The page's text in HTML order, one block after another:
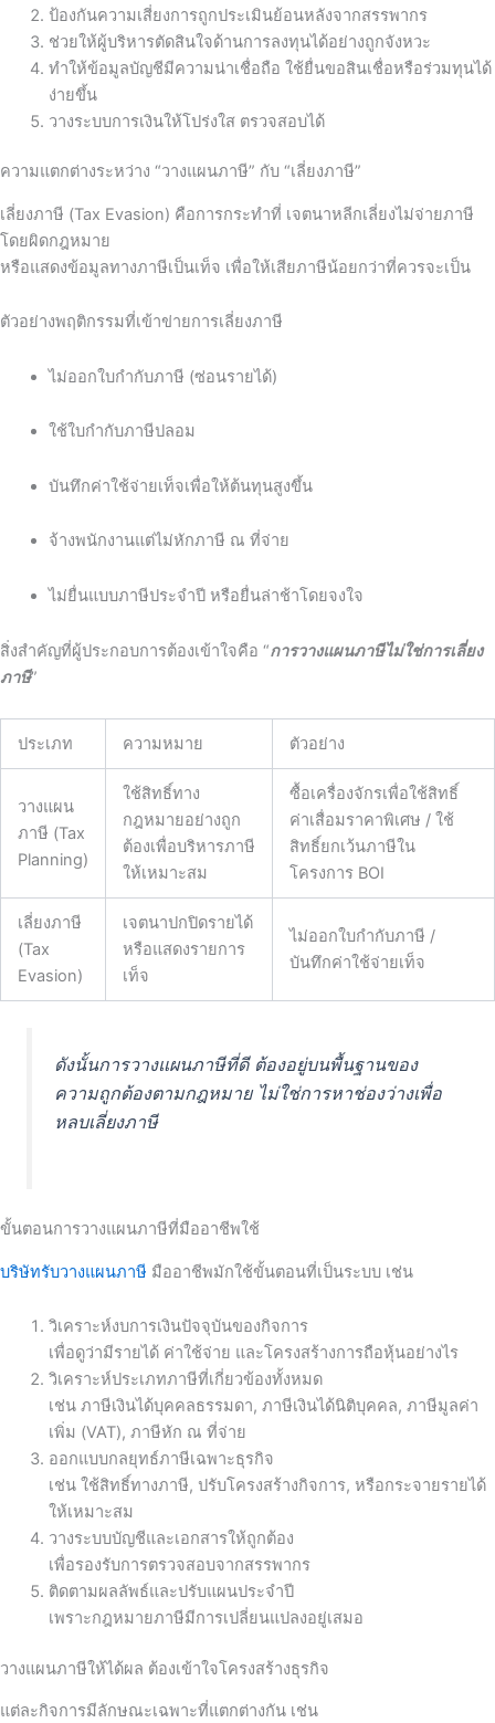
ป้องกันความเสี่ยงการถูกประเมินย้อนหลังจากสรรพากร
ช่วยให้ผู้บริหารตัดสินใจด้านการลงทุนได้อย่างถูกจังหวะ
ทำให้ข้อมูลบัญชีมีความน่าเชื่อถือ ใช้ยื่นขอสินเชื่อหรือร่วมทุนได้
ง่ายขึ้น
วางระบบการเงินให้โปร่งใส ตรวจสอบได้
ความแตกต่างระหว่าง “วางแผนภาษี” กับ “เลี่ยงภาษี”
เลี่ยงภาษี (Tax Evasion) คือการกระทำที่ เจตนาหลีกเลี่ยงไม่จ่ายภาษี
โดยผิดกฎหมาย
หรือแสดงข้อมูลทางภาษีเป็นเท็จ เพื่อให้เสียภาษีน้อยกว่าที่ควรจะเป็น
ตัวอย่างพฤติกรรมที่เข้าข่ายการเลี่ยงภาษี
ไม่ออกใบกำกับภาษี (ซ่อนรายได้)
ใช้ใบกำกับภาษีปลอม
บันทึกค่าใช้จ่ายเท็จเพื่อให้ต้นทุนสูงขึ้น
จ้างพนักงานแต่ไม่หักภาษี ณ ที่จ่าย
ไม่ยื่นแบบภาษีประจำปี หรือยื่นล่าช้าโดยจงใจ
สิ่งสำคัญที่ผู้ประกอบการต้องเข้าใจคือ “การวางแผนภาษีไม่ใช่การเลี่ยง
ภาษี”
ประเภท ความหมาย ตัวอย่าง
วางแผน
ภาษี (Tax
Planning)
ใช้สิทธิ์ทาง
กฎหมายอย่างถูก
ต้องเพื่อบริหารภาษี
ให้เหมาะสม
ซื้อเครื่องจักรเพื่อใช้สิทธิ์
ค่าเสื่อมราคาพิเศษ / ใช้
สิทธิ์ยกเว้นภาษีใน
โครงการ BOI
เลี่ยงภาษี
(Tax
Evasion)
เจตนาปกปิดรายได้
หรือแสดงรายการ
เท็จ
ไม่ออกใบกำกับภาษี /
บันทึกค่าใช้จ่ายเท็จ
ดังนั้นการวางแผนภาษีที่ดี ต้องอยู่บนพื้นฐานของ
ความถูกต้องตามกฎหมาย ไม่ใช่การหาช่องว่างเพื่อ
หลบเลี่ยงภาษี
ขั้นตอนการวางแผนภาษีที่มืออาชีพใช้
บริษัทรับวางแผนภาษี มืออาชีพมักใช้ขั้นตอนที่เป็นระบบ เช่น
วิเคราะห์งบการเงินปัจจุบันของกิจการ
เพื่อดูว่ามีรายได้ ค่าใช้จ่าย และโครงสร้างการถือหุ้นอย่างไร
วิเคราะห์ประเภทภาษีที่เกี่ยวข้องทั้งหมด
เช่น ภาษีเงินได้บุคคลธรรมดา, ภาษีเงินได้นิติบุคคล, ภาษีมูลค่า
เพิ่ม (VAT), ภาษีหัก ณ ที่จ่าย
ออกแบบกลยุทธ์ภาษีเฉพาะธุรกิจ
เช่น ใช้สิทธิ์ทางภาษี, ปรับโครงสร้างกิจการ, หรือกระจายรายได้
ให้เหมาะสม
วางระบบบัญชีและเอกสารให้ถูกต้อง
เพื่อรองรับการตรวจสอบจากสรรพากร
ติดตามผลลัพธ์และปรับแผนประจำปี
เพราะกฎหมายภาษีมีการเปลี่ยนแปลงอยู่เสมอ
วางแผนภาษีให้ได้ผล ต้องเข้าใจโครงสร้างธุรกิจ
แต่ละกิจการมีลักษณะเฉพาะที่แตกต่างกัน เช่น